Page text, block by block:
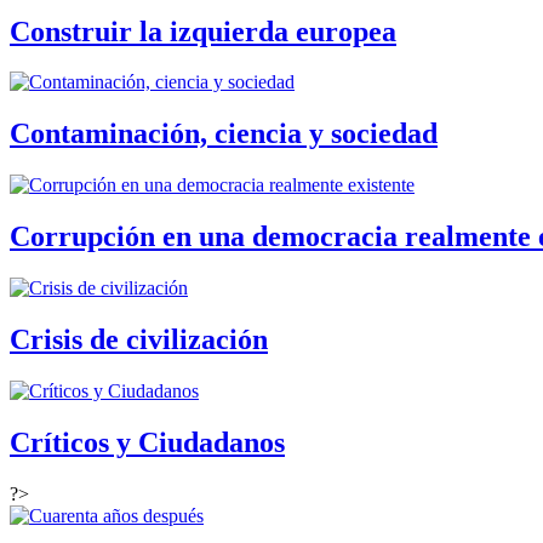
Construir la izquierda europea
Contaminación, ciencia y sociedad
Corrupción en una democracia realmente
Crisis de civilización
Críticos y Ciudadanos
?>